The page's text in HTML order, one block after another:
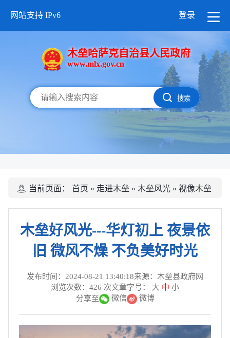
网站支持 IPv6 登录
木垒哈萨克自治县人民政府
www.mlx.gov.cn
搜索
当前页面： 首页 » 走进木垒 » 木垒风光 » 视像木垒
木垒好风光---华灯初上 夜景依
旧 微风不燥 不负美好时光
发布时间：2024-08-21 13:40:18来源：木垒县政府网
浏览次数： 426 次文章字号： 大 中 小
分享至
微信 微博